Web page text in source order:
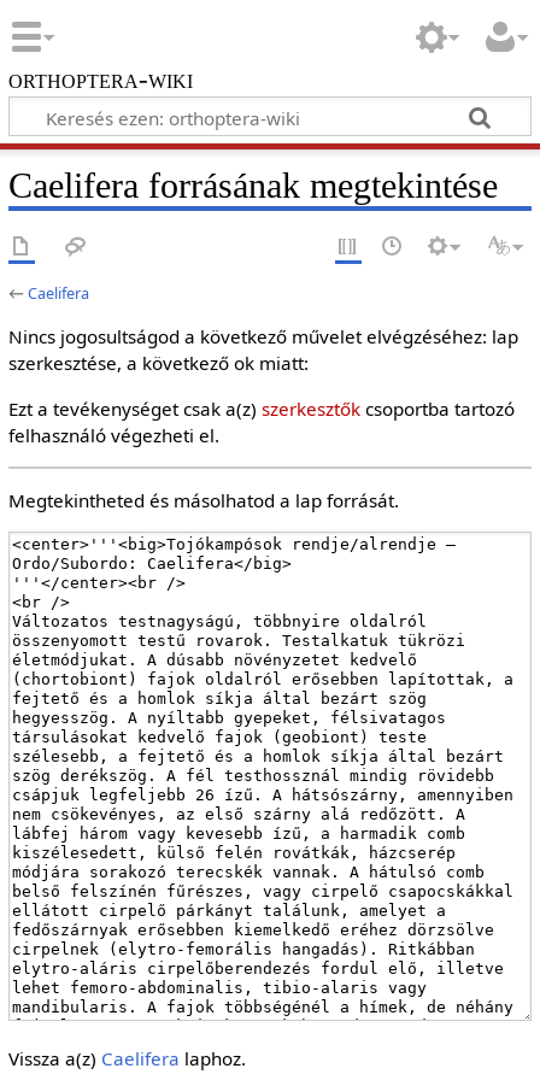
orthoptera-wiki
Caelifera forrásának megtekintése
←Caelifera
Nincs jogosultságod a következő művelet elvégzéséhez: lap
szerkesztése, a következő ok miatt:
Ezt a tevékenységet csak a(z) szerkesztőkcsoportba tartozó
felhasználó végezheti el.
Megtekintheted és másolhatod a lap forrását.
Vissza a(z) Caelifera laphoz.